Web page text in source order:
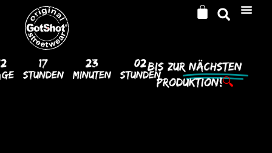
17
Stunden
23
Minuten
02
Stunden
Bis ZurNächsten
Produktion!🔍